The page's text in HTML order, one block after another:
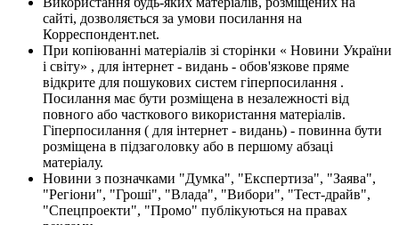
сайті, дозволяється за умови посилання на
Корреспондент.net.
При копіюванні матеріалів зі сторінки « Новини України
і світу» , для інтернет - видань - обов'язкове пряме
відкрите для пошукових систем гіперпосилання .
Посилання має бути розміщена в незалежності від
повного або часткового використання матеріалів.
Гіперпосилання ( для інтернет - видань) - повинна бути
розміщена в підзаголовку або в першому абзаці
матеріалу.
Новини з позначками "Думка", "Експертиза", "Заява",
"Регіони", "Гроші", "Влада", "Вибори", "Тест-драйв",
"Спецпроекти", "Промо" публікуються на правах